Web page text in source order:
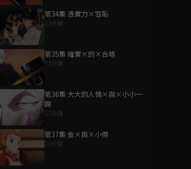
第34集 憑實力×雪恥
23分鐘
第35集 確實×的×合格
23分鐘
第36集 大大的人情×與×小小一
踢
23分鐘
第37集 金×與×小傑
23分鐘